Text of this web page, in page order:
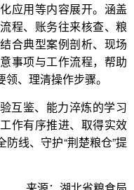
应用等内容展开。涵盖
程、账务往来核查、粮
合典型案例剖析、现场
事项与工作流程，帮助
、理清操作步骤。
互鉴、能力淬炼的学习
作有序推进、取得实效
线、守护“荆楚粮仓”提